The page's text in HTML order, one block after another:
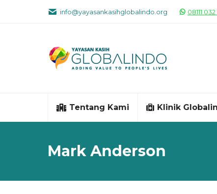
info@yayasankasihglobalindo.org 08111 032
Tentang Kami Klinik
Mark Anderson